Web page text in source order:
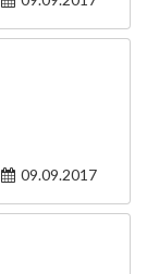
09.09.2017